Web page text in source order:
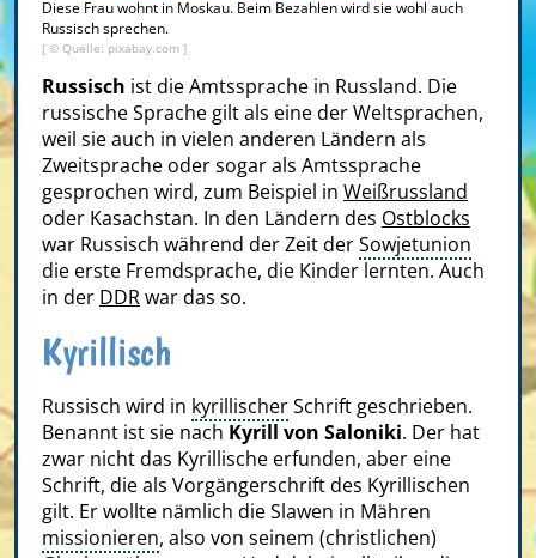
Diese Frau wohnt in Moskau. Beim Bezahlen wird sie wohl auch
Russisch sprechen.
[ © Quelle: pixabay.com ]
Russisch ist die Amtssprache in Russland. Die
russische Sprache gilt als eine der Weltsprachen,
weil sie auch in vielen anderen Ländern als
Zweitsprache oder sogar als Amtssprache
gesprochen wird, zum Beispiel in Weißrussland
oder Kasachstan. In den Ländern des Ostblocks
war Russisch während der Zeit derSowjetunion
die erste Fremdsprache, die Kinder lernten. Auch
in der DDRwar das so.
Kyrillisch
Russisch wird in kyrillischerSchrift geschrieben.
Benannt ist sie nach Kyrill von Saloniki. Der hat
zwar nicht das Kyrillische erfunden, aber eine
Schrift, die als Vorgängerschrift des Kyrillischen
gilt. Er wollte nämlich die Slawen in Mähren
missionieren, also von seinem (christlichen)